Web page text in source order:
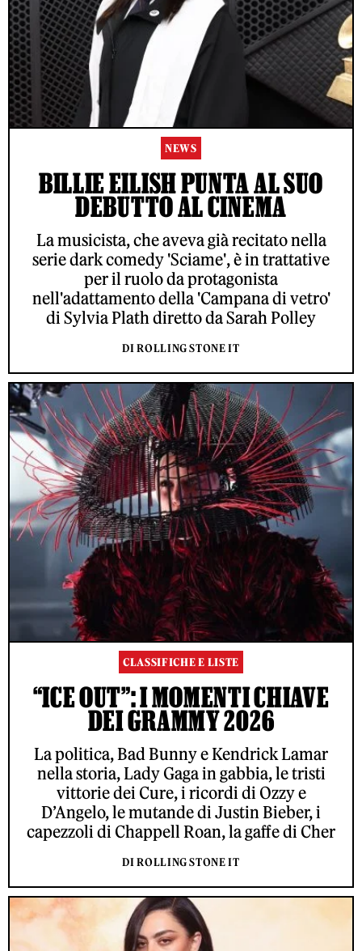
NEWS
BILLIE EILISH PUNTA AL SUO
DEBUTTO AL CINEMA
La musicista, che aveva già recitato nella
serie dark comedy 'Sciame', è in trattative
per il ruolo da protagonista
nell'adattamento della 'Campana di vetro'
di Sylvia Plath diretto da Sarah Polley
DI ROLLING STONE IT
CLASSIFICHE E LISTE
“ICE OUT”: I MOMENTI CHIAVE
DEI GRAMMY 2026
La politica, Bad Bunny e Kendrick Lamar
nella storia, Lady Gaga in gabbia, le tristi
vittorie dei Cure, i ricordi di Ozzy e
D’Angelo, le mutande di Justin Bieber, i
capezzoli di Chappell Roan, la gaffe di Cher
DI ROLLING STONE IT